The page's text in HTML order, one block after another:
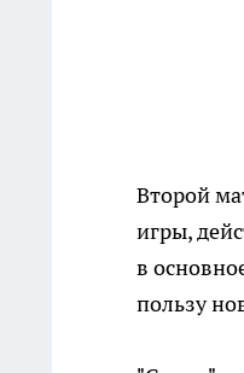
Второй
игры,
в
пользу